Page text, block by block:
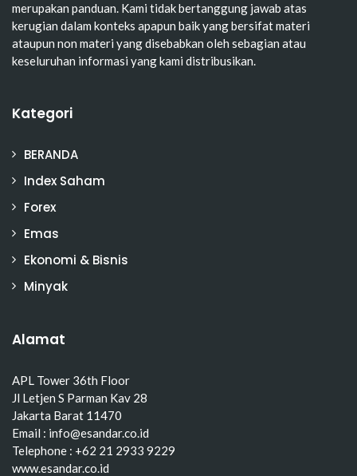
merupakan panduan. Kami tidak bertanggung jawab atas
kerugian dalam konteks apapun baik yang bersifat materi
ataupun non materi yang disebabkan oleh sebagian atau
keseluruhan informasi yang kami distribusikan.
Kategori
BERANDA
Index Saham
Forex
Emas
Ekonomi & Bisnis
Minyak
Alamat
APL Tower 36th Floor
Jl Letjen S Parman Kav 28
Jakarta Barat 11470
Email : info@esandar.co.id
Telephone : +62 21 2933 9229
www.esandar.co.id